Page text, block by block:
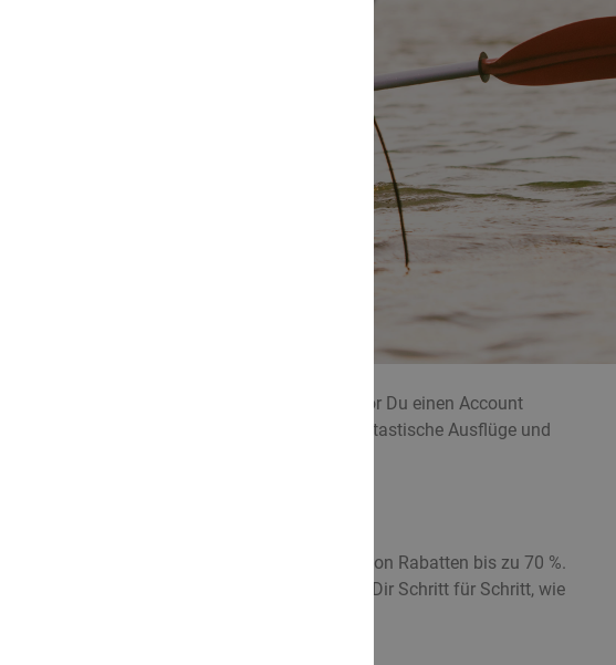
Du noch etwas Überzeugungsarbeit, bevor Du einen Account
weiter, denn die köstlichen Dinners, fantastische Ausflüge und
denn mit einem Account profitierst Du von Rabatten bis zu 70 %.
Social Deal Account. Hier unten erklären wir Dir Schritt für Schritt, wie